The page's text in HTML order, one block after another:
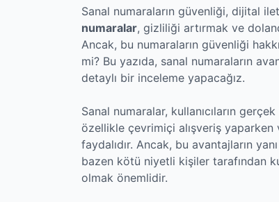
Sanal numaraların güvenliği, dijital
numaralar, gizliliği artırmak ve
Ancak, bu numaraların güvenliği
mi? Bu yazıda, sanal numaraların
detaylı bir inceleme yapacağız.
Sanal numaralar, kullanıcıların
özellikle çevrimiçi alışveriş yaparken
faydalıdır. Ancak, bu avantajların
bazen kötü niyetli kişiler tarafından
olmak önemlidir.